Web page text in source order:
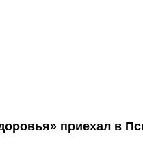
приехал в